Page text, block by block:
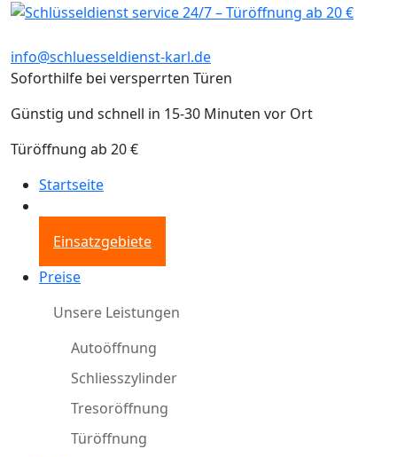
info@schluesseldienst-karl.de
Soforthilfe bei versperrten Türen
Günstig und schnell in 15-30 Minuten vor Ort
Türöffnung ab 20 €
Startseite
Einsatzgebiete
Preise
Unsere Leistungen
Autoöffnung
Schliesszylinder
Tresoröffnung
Türöffnung